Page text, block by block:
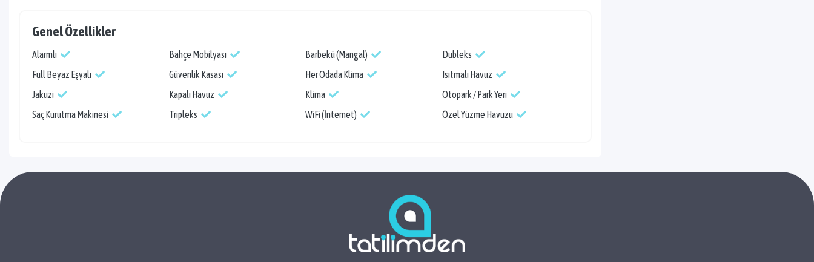
Genel Özellikler
Alarmlı Bahçe Mobilyası Barbekü (Mangal)
Dubleks
Full Beyaz Eşyalı
Güvenlik Kasası Her Odada Klima
Isıtmalı Havuz
Jakuzi
Kapalı Havuz Klima
Otopark / Park Yeri
Saç Kurutma Makinesi
Tripleks WiFi (İnternet) Özel Yüzme Havuzu